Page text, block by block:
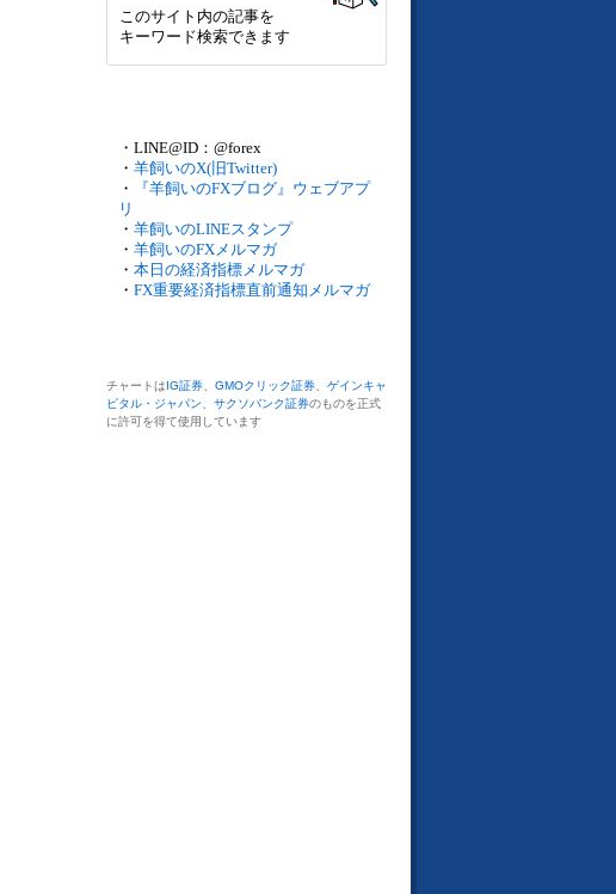
このサイト内の記事を
キーワード検索できます
・LINE@ID：@forex
・ 羊飼いのX(旧Twitter)
・
『羊飼いのFXブログ』ウェブアプ
リ
・ 羊飼いのLINEスタンプ
・ 羊飼いのFXメルマガ
・ 本日の経済指標メルマガ
・ FX重要経済指標直前通知メルマガ
チャートはIG証券 GMOクリック証券
ゲインキャ
ピタル・ジャパン
サクソバンク証券のものを正式
に許可を得て使用しています